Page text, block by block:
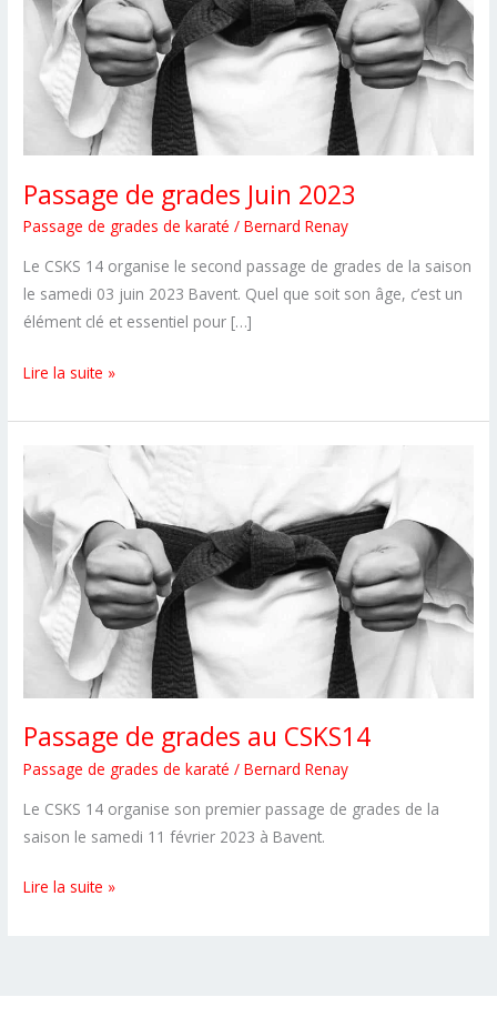
Passage de grades Juin 2023
Passage de grades de karaté /Bernard Renay
Le CSKS 14 organise le second passage de grades de la saison
le samedi 03 juin 2023 Bavent. Quel que soit son âge, c’est un
élément clé et essentiel pour […]
Passage
grades
Juin
Lire la suite »
Passage de grades au CSKS14
Passage de grades de karaté /Bernard Renay
Le CSKS 14 organise son premier passage de grades de la
saison le samedi 11 février 2023 à Bavent.
Passage
Lire la suite »